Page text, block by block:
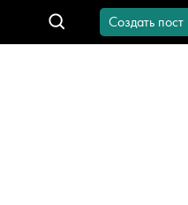
Создать пост